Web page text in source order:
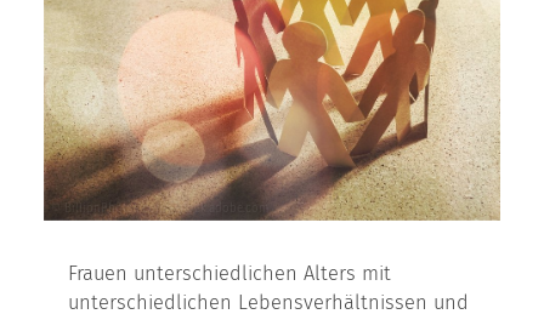
© BillionPhotos.com - stock.adobe.com
Frauen unterschiedlichen Alters mit
unterschiedlichen Lebensverhältnissen und